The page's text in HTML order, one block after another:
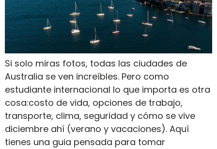
Si solo miras fotos, todas las ciudades de
Australia se ven increíbles. Pero como
estudiante internacional lo que importa es otra
cosa:costo de vida, opciones de trabajo,
transporte, clima, seguridad y cómo se vive
diciembre ahí (verano y vacaciones). Aquí
tienes una guia pensada para tomar